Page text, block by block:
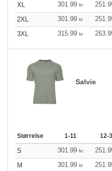
XL
301.99 kr
2XL
301.99 kr
3XL
315.99 kr
Salvie
Størrelse 1-11 12-
S 301.99 kr
M
301.99 kr